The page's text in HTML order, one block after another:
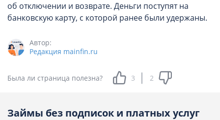
об отключении и возврате. Деньги поступят на
банковскую карту, с которой ранее были удержаны.
Автор:
Редакция mainfin.ru
Была ли страница полезна? 3 2
Займы без подписок и платных услуг